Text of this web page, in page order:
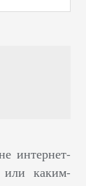
интернет-
каким-